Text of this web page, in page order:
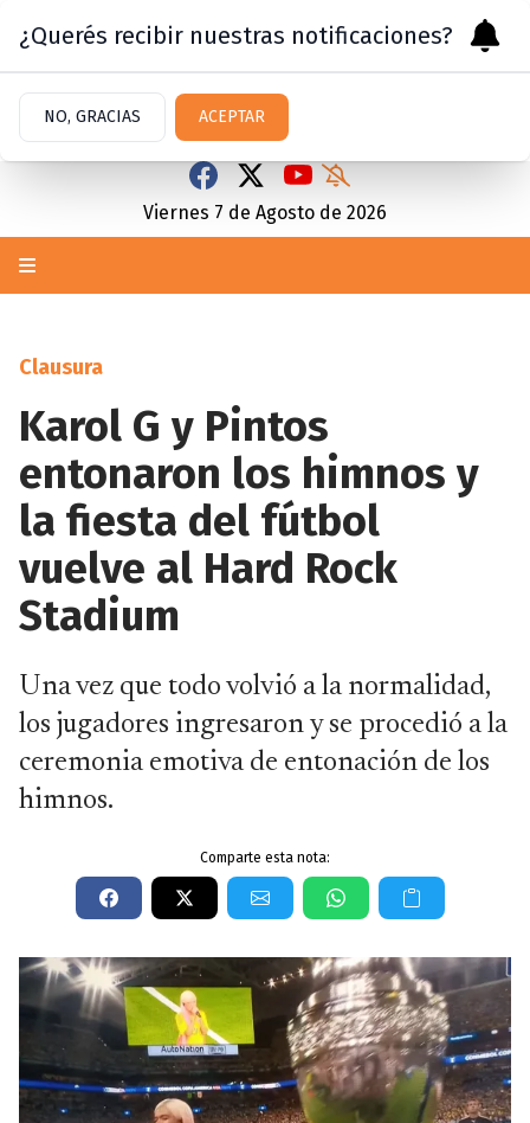
Viernes 7 de Agosto de 2026
Clausura
Karol G y Pintos
entonaron los himnos y
la fiesta del fútbol
vuelve al Hard Rock
Stadium
Una vez que todo volvió a la normalidad,
los jugadores ingresaron y se procedió a la
ceremonia emotiva de entonación de los
himnos.
Comparte esta nota:
¿Querés recibir nuestras notificaciones?
NO, GRACIAS ACEPTAR